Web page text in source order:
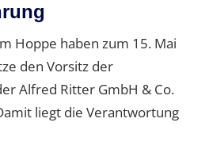
Hoppe haben zum 15. Mai
den Vorsitz der
Alfred Ritter GmbH & Co.
liegt die Verantwortung